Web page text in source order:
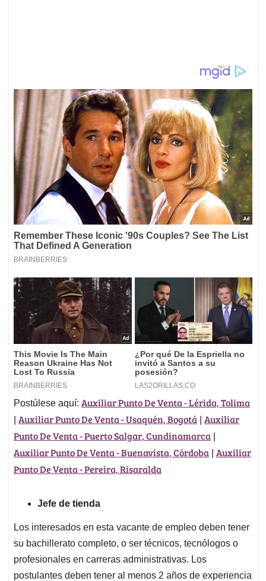
Postúlese aquí: Auxiliar Punto De Venta - Lérida, Tolima
Auxiliar Punto De Venta - Usaquén, Bogotá Auxiliar
Punto De Venta - Puerto Salgar, Cundinamarca
Auxiliar Punto De Venta - Buenavista, Córdoba Auxiliar
Punto De Venta - Pereira, Risaralda
Jefe de tienda
Los interesados en esta vacante de empleo deben tener
su bachillerato completo, o ser técnicos, tecnólogos o
profesionales en carreras administrativas. Los
postulantes deben tener al menos 2 años de experiencia